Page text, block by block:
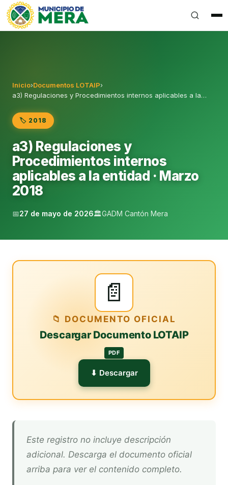
Gobierno Autónomo Descentralizado Municipal del
Inicio›Documentos LOTAIP›
a3) Regulaciones y Procedimientos internos aplicables a la…
🏷️ 2018
a3) Regulaciones y
Procedimientos internos
aplicables a la entidad · Marzo
2018
📅27 de mayo de 2026🏛️GADM Cantón Mera
📄
📁 DOCUMENTO OFICIAL
Descargar Documento LOTAIP
PDF
⬇ Descargar
Este registro no incluye descripción
adicional. Descarga el documento oficial
arriba para ver el contenido completo.